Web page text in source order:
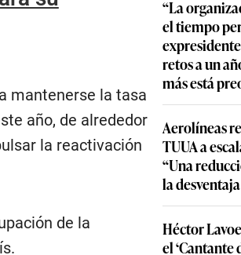
mantenerse la tasa
año, de alrededor
la reactivación
de la
“La
el tiempo
retos a un
más está
Aerolíneas
TUUA a
“Una
la
Héctor
el ‘Cantante